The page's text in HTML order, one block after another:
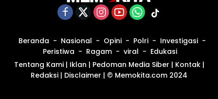
Beranda Nasional Opini Polri
Investigasi
Peristiwa
Ragam viral
Edukasi
Tentang Kami| Iklan | Pedoman Media Siber | Kontak|
Redaksi | Disclaimer | © Memokita.com 2024